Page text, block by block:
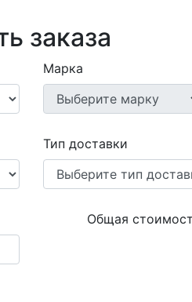
заказа
Марка
Тип доставки
Общая